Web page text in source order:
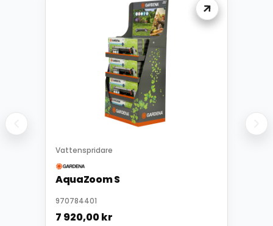
Vattenspridare
AquaZoom S
970784401
7 920,00kr